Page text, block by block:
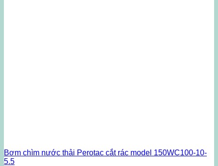
Bơm chìm nước thải Perotac cắt rác model 150WC100-10-
5.5